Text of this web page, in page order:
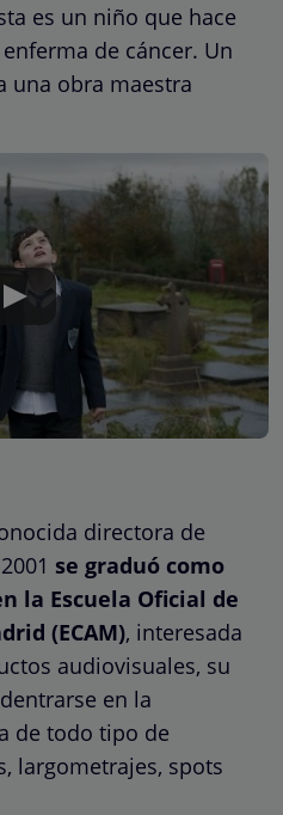
es un niño que hace
de cáncer. Un
una obra maestra
directora de
se graduó como
la Escuela Oficial de
(ECAM), interesada
audiovisuales, su
en la
de todo tipo de
largometrajes, spots